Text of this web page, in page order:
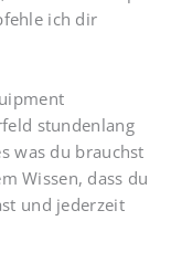
ich dir
stundenlang
was du brauchst
Wissen, dass du
und jederzeit